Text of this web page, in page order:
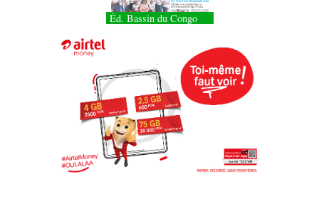
Éd. Bassin du Congo